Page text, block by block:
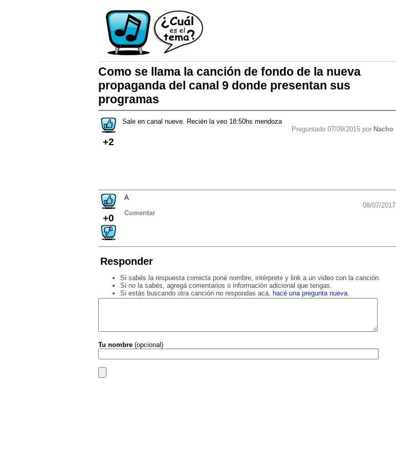
Como se llama la canción de fondo de la nueva
propaganda del canal 9 donde presentan sus
programas
+2
Sale en canal nueve. Recién la veo 18:50hs mendoza
Preguntado 07/09/2015 por Nacho
+0
A
08/07/2017
Comentar
Responder
Si sabés la respuesta correcta poné nombre, intérprete y link a un video con la canción.
Si no la sabés, agregá comentarios o información adicional que tengas.
Si estás buscando otra canción no respondas acá,
hacé una pregunta nueva.
Tu nombre (opcional)